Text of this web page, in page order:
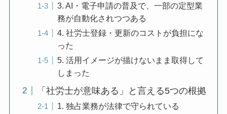
3. AI・電子申請の普及で、一部の定型業
務が自動化されつつある
4. 社労士登録・更新のコストが負担にな
った
5. 活用イメージが描けないまま取得して
しまった
「社労士が意味ある」と言える5つの根拠
1. 独占業務が法律で守られている